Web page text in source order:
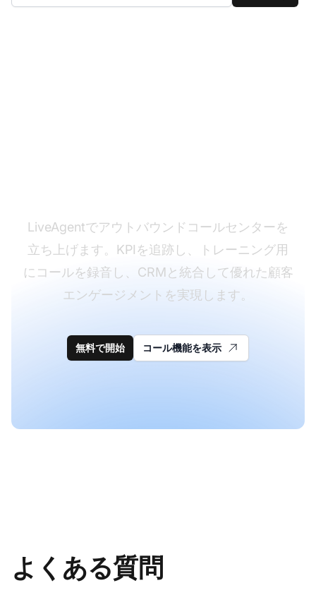
LiveAgentでアウトバウンドコールセンターを
立ち上げます。KPIを追跡し、トレーニング用
にコールを録音し、CRMと統合して優れた顧客
エンゲージメントを実現します。
無料で開始 コール機能を表示
よくある質問